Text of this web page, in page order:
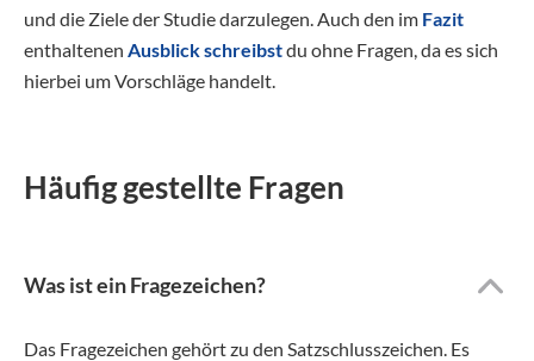
und die Ziele der Studie darzulegen. Auch den im Fazit
enthaltenen Ausblick schreibstdu ohne Fragen, da es sich
hierbei um Vorschläge handelt.
Häufig gestellte Fragen
Was ist ein Fragezeichen?
Das Fragezeichen gehört zu den Satzschlusszeichen. Es